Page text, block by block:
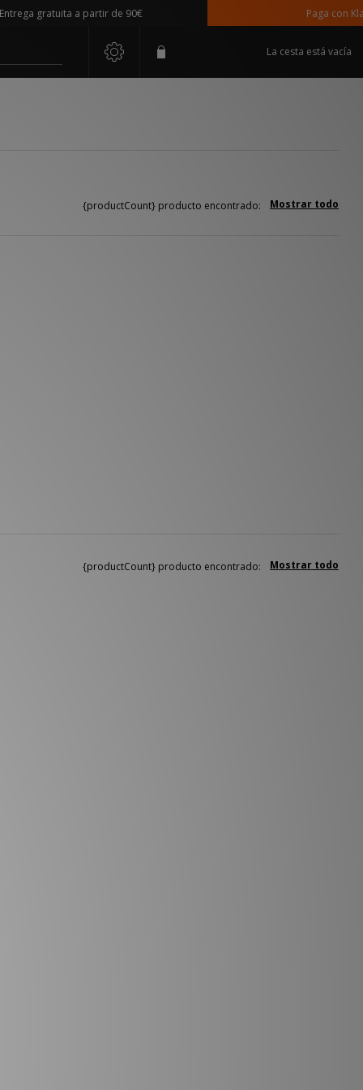
gratuita a partir de 90€ Paga con Klarna
La cesta está vacía
Mostrar todo
{productCount} producto encontrado:
Mostrar todo
{productCount} producto encontrado: